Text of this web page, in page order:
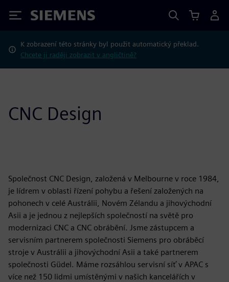
Siemens
K zobrazení této stránky byl použit automatický překlad.
Chcete ji raději zobrazit v angličtině?
CNC Design
Společnost CNC Design, založená v Melbourne v roce 1984,
je lídrem v oblasti řízení pohybu a řešení založených na
pohonech v celé Austrálii, Novém Zélandu a jihovýchodní
Asii a je jednou z nejlepších společností na světě pro
modernizaci CNC a CNC obrábění. Jsme zástupcem a
servisním partnerem společnosti Siemens pro obráběcí
stroje v Austrálii a jihovýchodní Asii a také partnerem
společnosti Güdel. Máme rozsáhlou servisní síť v APAC s
více než 150 lidmi umístěnými v našich kancelářích v